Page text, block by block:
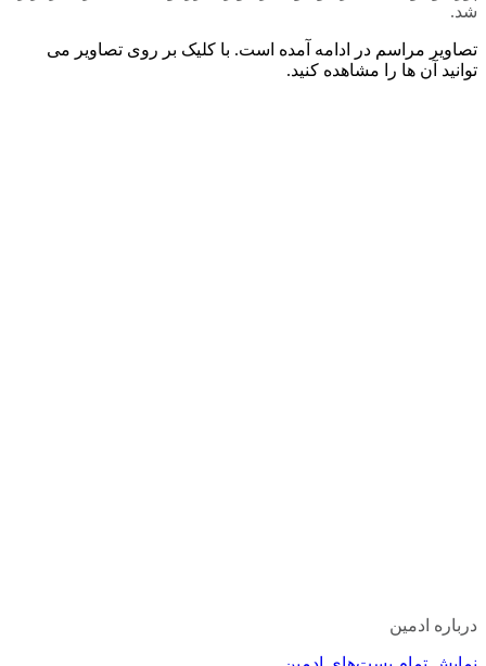
شد.
تصاویر مراسم در ادامه آمده است. با کلیک بر روی تصاویر می
توانید آن ها را مشاهده کنید.
درباره ادمین